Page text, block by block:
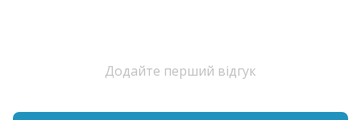
Додайте перший відгук